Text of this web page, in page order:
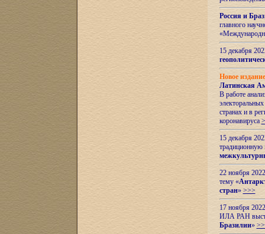
Россия и
главного
15 декабря
Новое
Латинская
В работе
странах и в
коронавируса
15 декабря
22 ноября
тему «
стран» >>>
17 ноября
ИЛА РАН
Бразилии»